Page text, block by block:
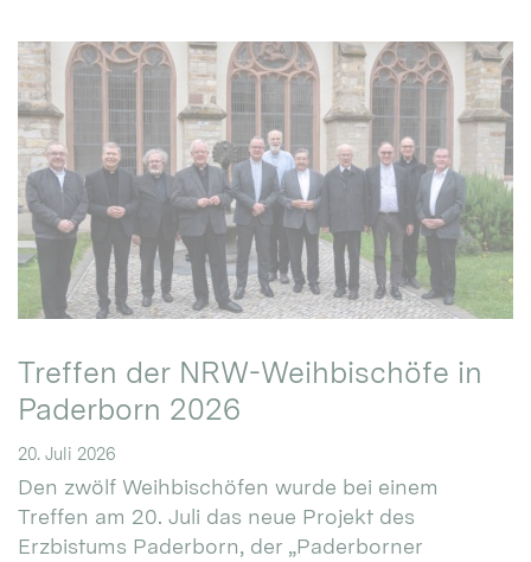
Treffen der NRW-Weihbischöfe in
Paderborn 2026
20. Juli 2026
Den zwölf Weihbischöfen wurde bei einem
Treffen am 20. Juli das neue Projekt des
Erzbistums Paderborn, der „Paderborner